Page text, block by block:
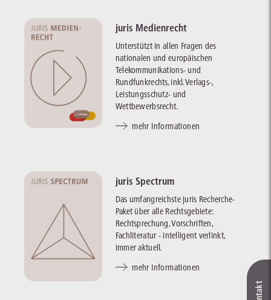
juris Medienrecht
Unterstützt in allen Fragen des
nationalen und europäischen
Telekommunikations- und
Rundfunkrechts, inkl. Verlags-,
Leistungsschutz- und
Wettbewerbsrecht.
mehr Informationen
juris Spectrum
Das umfangreichste juris Recherche-
Paket über alle Rechtsgebiete:
Rechtsprechung, Vorschriften,
Fachliteratur - intelligent verlinkt,
immer aktuell.
mehr Informationen